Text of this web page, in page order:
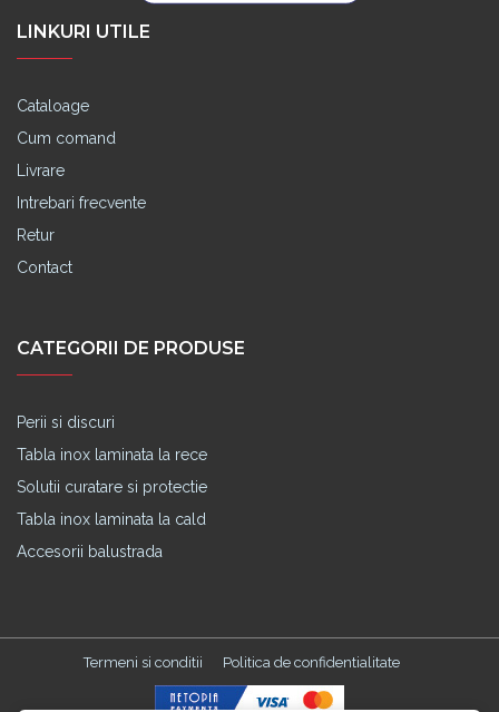
LINKURI UTILE
Cataloage
Cum comand
Livrare
Intrebari frecvente
Retur
Contact
CATEGORII DE PRODUSE
Perii si discuri
Tabla inox laminata la rece
Solutii curatare si protectie
Tabla inox laminata la cald
Accesorii balustrada
Termeni si conditii Politica de confidentialitate